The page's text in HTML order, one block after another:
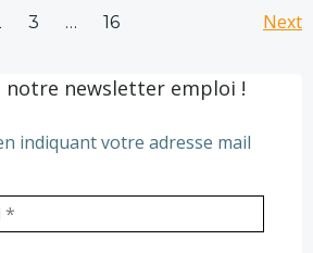
Page
3 … Page
16 Next
notre newsletter emploi !
indiquant votre adresse mail